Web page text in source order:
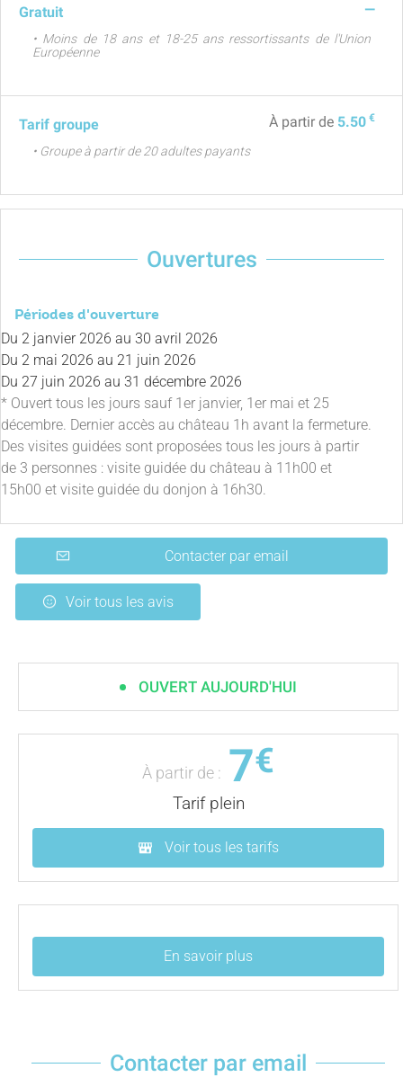
Gratuit —
• Moins de 18 ans et 18-25 ans ressortissants de l'Union
Européenne
Tarif groupe À partir de 5.50 €
• Groupe à partir de 20 adultes payants
Ouvertures
Périodes d'ouverture
Du 2 janvier 2026 au 30 avril 2026
Du 2 mai 2026 au 21 juin 2026
Du 27 juin 2026 au 31 décembre 2026
* Ouvert tous les jours sauf 1er janvier, 1er mai et 25
décembre. Dernier accès au château 1h avant la fermeture.
Des visites guidées sont proposées tous les jours à partir
de 3 personnes : visite guidée du château à 11h00 et
15h00 et visite guidée du donjon à 16h30.
Contacter par email
Voir tous les avis
OUVERT AUJOURD'HUI
À partir de : 7€
Tarif plein
Voir tous les tarifs
En savoir plus
Contacter par email